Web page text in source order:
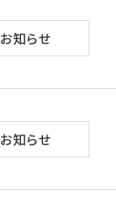
お知らせ
お知らせ